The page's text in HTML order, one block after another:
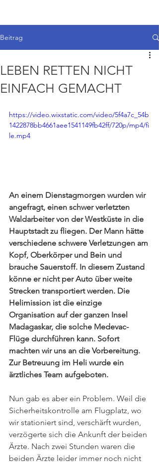
Beitrag
LEBEN RETTEN NICHT
EINFACH GEMACHT
https://video.wixstatic.com/video/5f4a7c_54b
1422878bb4661aee1541149fb42ff/720p/mp4/fi
le.mp4
An einem Dienstagmorgen wurden wir
angefragt, einen schwer verletzten
Waldarbeiter von der Westküste in die
Hauptstadt zu fliegen. Der Mann hätte
verschiedene schwere Verletzungen am
Kopf, Oberkörper und Bein und
brauche Sauerstoff. In diesem Zustand
könne er nicht per Auto über weite
Strecken transportiert werden. Die
Helimission ist die einzige
Organisation auf der ganzen Insel
Madagaskar, die solche Medevac-
Flüge durchführen kann. Sofort
machten wir uns an die Vorbereitung.
Zur Betreuung im Heli wurde ein
ärztliches Team aufgeboten.
Nun gab es aber ein Problem. Weil die
Sicherheitskontrolle am Flugplatz, wo
wir stationiert sind, verschärft wurden,
verzögerte sich die Ankunft der beiden
Ärzte. Nach zwei Stunden waren die
beiden Ärzte leider immer noch nicht